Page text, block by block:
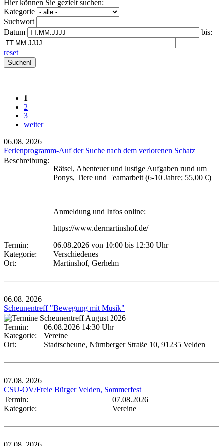
Hier können Sie gezielt suchen:
Kategorie
Suchwort
Datum
bis:
reset
1
2
3
weiter
06.08. 2026
Ferienprogramm-Auf der Suche nach dem verlorenen Schatz
Beschreibung:
Rätsel, Abenteuer und lustige Aufgaben rund um
Ponys, Tiere und Teamarbeit (6-10 Jahre; 55,00 €)
Anmeldung und Infos online:
https://www.dermartinshof.de/
Termin:
06.08.2026 von 10:00 bis 12:30 Uhr
Kategorie:
Verschiedenes
Ort:
Martinshof, Gerhelm
06.08. 2026
Scheunentreff "Bewegung mit Musik"
Termin:
06.08.2026 14:30 Uhr
Kategorie:
Vereine
Ort:
Stadtscheune, Nürnberger Straße 10, 91235 Velden
07.08. 2026
CSU-OV/Freie Bürger Velden, Sommerfest
Termin:
07.08.2026
Kategorie:
Vereine
07.08. 2026